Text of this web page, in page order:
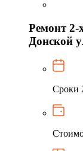
Ремонт 2-
Донской
Сроки